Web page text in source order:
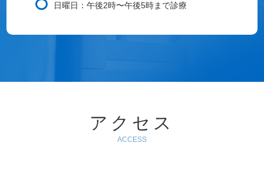
日曜日：午後2時〜午後5時まで診療
アクセス
ACCESS